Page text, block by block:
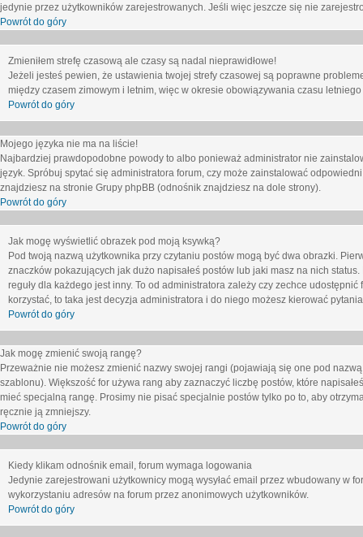
jedynie przez użytkowników zarejestrowanych. Jeśli więc jeszcze się nie
Powrót do góry
Zmieniłem strefę czasową ale czasy są nadal nieprawidłowe!
Jeżeli jesteś pewien, że ustawienia twojej strefy czasowej są poprawne
między czasem zimowym i letnim, więc w okresie obowiązywania czasu
Powrót do góry
Mojego języka nie ma na liście!
Najbardziej prawdopodobne powody to albo ponieważ administrator nie
język. Spróbuj spytać się administratora forum, czy może zainstalować
znajdziesz na stronie Grupy phpBB (odnośnik znajdziesz na dole strony).
Powrót do góry
Jak mogę wyświetlić obrazek pod moją ksywką?
Pod twoją nazwą użytkownika przy czytaniu postów mogą być dwa obrazki.
znaczków pokazujących jak dużo napisałeś postów lub jaki masz na nich
reguły dla każdego jest inny. To od administratora zależy czy zechce
korzystać, to taka jest decyzja administratora i do niego możesz kierować
Powrót do góry
Jak mogę zmienić swoją rangę?
Przeważnie nie możesz zmienić nazwy swojej rangi (pojawiają się one pod
szablonu). Większość for używa rang aby zaznaczyć liczbę postów, które
mieć specjalną rangę. Prosimy nie pisać specjalnie postów tylko po to, aby
ręcznie ją zmniejszy.
Powrót do góry
Kiedy klikam odnośnik email, forum wymaga logowania
Jedynie zarejestrowani użytkownicy mogą wysyłać email przez wbudowany w
wykorzystaniu adresów na forum przez anonimowych użytkowników.
Powrót do góry